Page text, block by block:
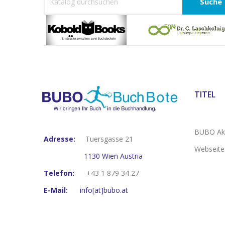
Adresse:
Tuersgasse 21
1130 Wien Austria
Telefon:
+43 1 879 34 27
E-Mail:
info[at]bubo.at
TITEL
BUBO